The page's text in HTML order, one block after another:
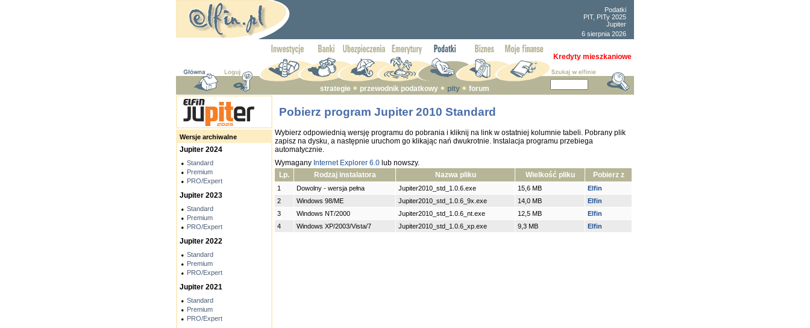
Podatki
PIT, PITy 2025
Jupiter
6 sierpnia 2026
Kredyty mieszkaniowe
strategie przewodnik podatkowy pity forum
Wersje archiwalne
Jupiter 2024
Standard
Premium
PRO/Expert
Jupiter 2023
Standard
Premium
PRO/Expert
Jupiter 2022
Standard
Premium
PRO/Expert
Jupiter 2021
Standard
Premium
PRO/Expert
Pobierz program Jupiter 2010 Standard
Wybierz odpowiednią wersję programu do pobrania i kliknij na link w ostatniej kolumnie tabeli. Pobrany plik
zapisz na dysku, a następnie uruchom go klikając nań dwukrotnie. Instalacja programu przebiega
automatycznie.
Wymagany Internet Explorer 6.0 lub nowszy.
Lp.
Rodzaj instalatora Nazwa pliku Wielkość pliku Pobierz z
1 Dowolny - wersja pełna Jupiter2010_std_1.0.6.exe 15,6 MB
Elfin
2
Windows 98/ME Jupiter2010_std_1.0.6_9x.exe 14,0 MB
Elfin
3
Windows NT/2000 Jupiter2010_std_1.0.6_nt.exe 12,5 MB
Elfin
4
Windows XP/2003/Vista/7 Jupiter2010_std_1.0.6_xp.exe 9,3 MB Elfin